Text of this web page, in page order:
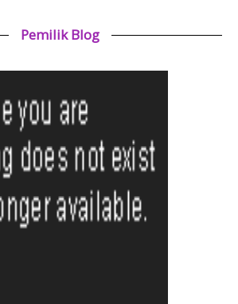
Pemilik Blog